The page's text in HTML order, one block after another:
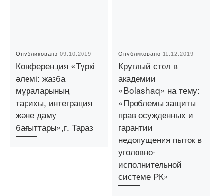
Опубликовано09.10.2019
Конференция «Түркі
әлемі: жазба
мұраларының
тарихы, интеграция
және даму
бағыттары»,г. Тараз
Опубликовано 11.12.2019
Круглый стол в
академии
«Bolashaq» на тему:
«Проблемы защиты
прав осужденных и
гарантии
недопущения пыток в
уголовно-
исполнительной
системе РК»